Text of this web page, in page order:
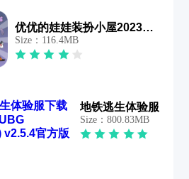
优优的娃娃装扮小屋2023游戏
Size：116.4MB
地铁逃生体验服
Size：800.83MB